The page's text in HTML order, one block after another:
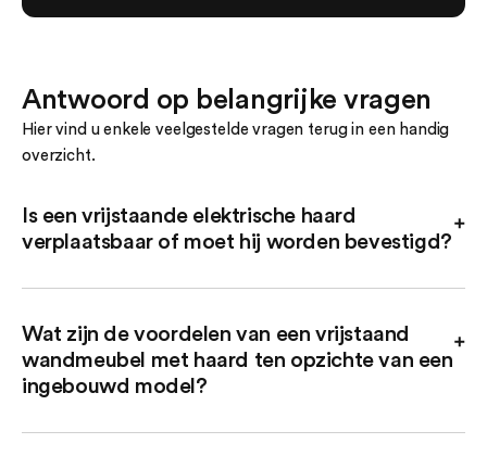
Antwoord op belangrijke vragen
Hier vind u enkele veelgestelde vragen terug in een handig
overzicht.
Is een vrijstaande elektrische haard
verplaatsbaar of moet hij worden bevestigd?
Vrijstaande haarden zijn ontworpen om los in de ruimte te
niet aan de muur of vloer te bevestigen, waardoor u flexibel
bent in de plaatsing en kunt variëren.
Wat zijn de voordelen van een vrijstaand
wandmeubel met haard ten opzichte van een
ingebouwd model?
Vrijstaande wandmeubels met haard bieden flexibiliteit in